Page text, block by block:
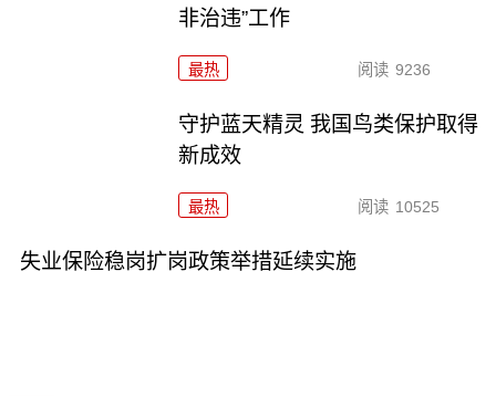
非治违”工作
最热 阅读 9236
守护蓝天精灵 我国鸟类保护取得
新成效
最热 阅读 10525
失业保险稳岗扩岗政策举措延续实施